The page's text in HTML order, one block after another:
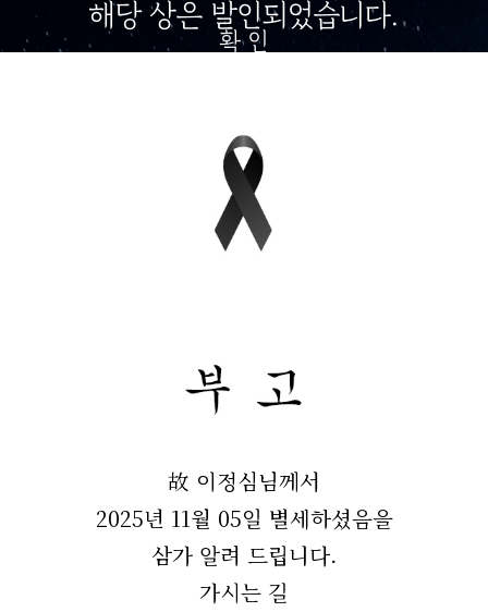
해당 상은 발인되었습니다.
확 인
故 이정심님께서
2025년 11월 05일 별세하셨음을
삼가 알려 드립니다.
가시는 길